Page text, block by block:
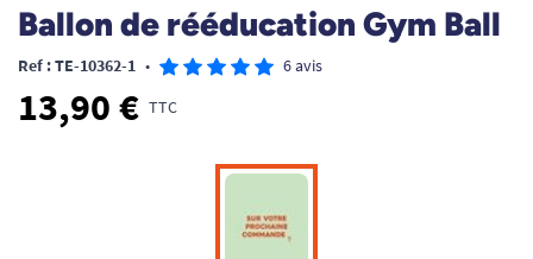
Ballon de rééducation Gym Ball
Ref : TE-10362-1 • 6 avis
13,90 € TTC